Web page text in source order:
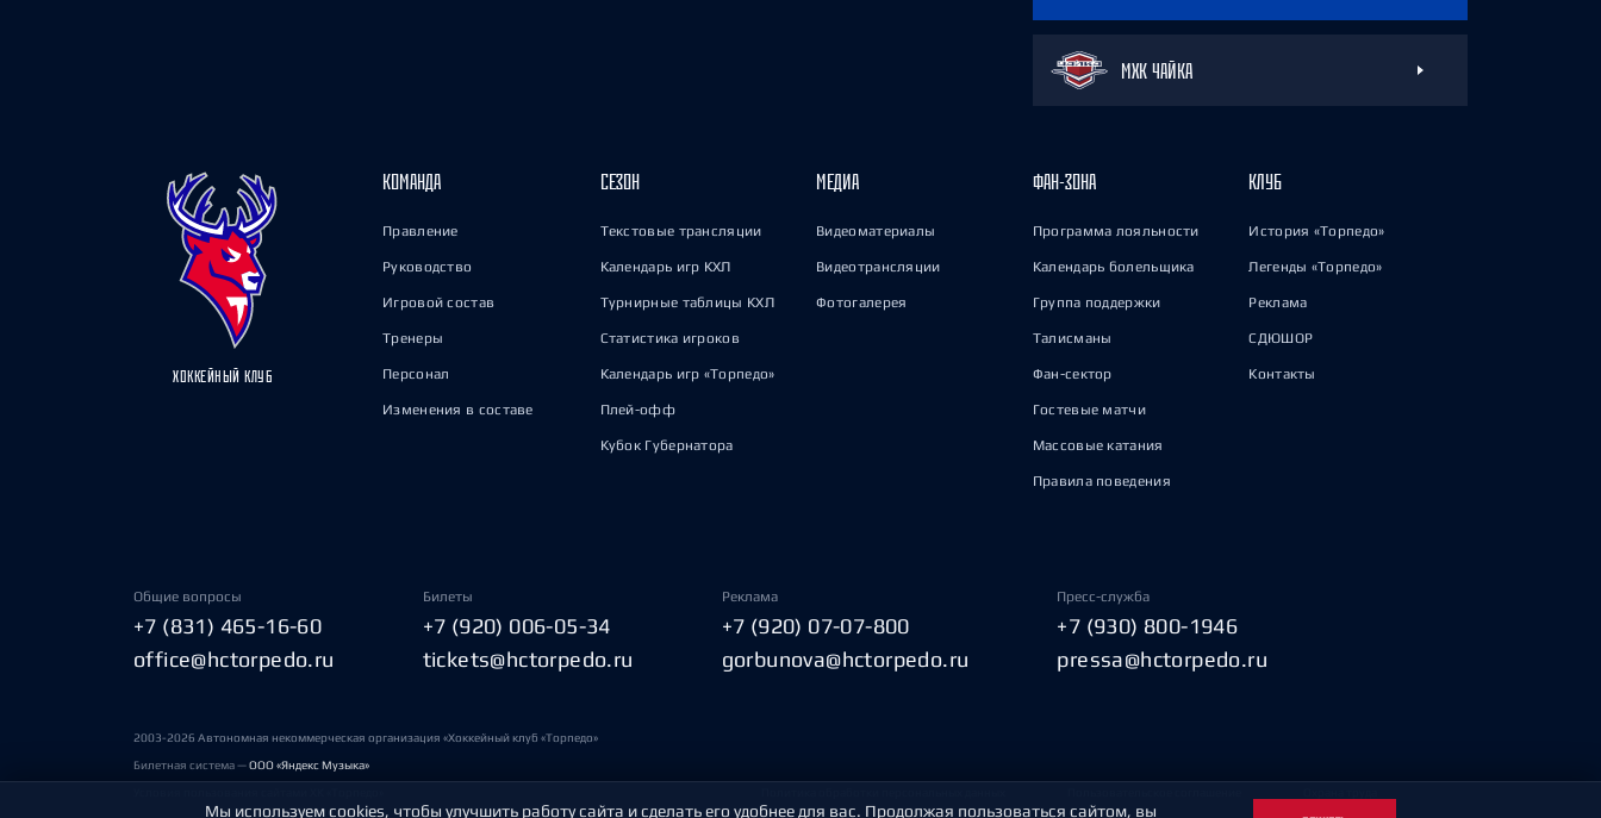
МХК ЧАЙКА
ХОККЕЙНЫЙ КЛУБ
КОМАНДА
Правление
Руководство
Игровой состав
Тренеры
Персонал
Изменения в составе
СЕЗОН
Текстовые трансляции
Календарь игр КХЛ
Турнирные таблицы КХЛ
Статистика игроков
Календарь игр «Торпедо»
Плей-офф
Кубок Губернатора
МЕДИА
Видеоматериалы
Видеотрансляции
Фотогалерея
ФАН-ЗОНА
Программа лояльности
Календарь болельщика
Группа поддержки
Талисманы
Фан-сектор
Гостевые матчи
Массовые катания
Правила поведения
КЛУБ
История «Торпедо»
Легенды «Торпедо»
Реклама
СДЮШОР
Контакты
Общие вопросы
+7 (831) 465-16-60
office@hctorpedo.ru
Билеты
+7 (920) 006-05-34
tickets@hctorpedo.ru
Реклама
+7 (920) 07-07-800
gorbunova@hctorpedo.ru
Пресс-служба
+7 (930) 800-1946
pressa@hctorpedo.ru
2003-2026 Автономная некоммерческая организация «Хоккейный клуб «Торпедо»
Билетная система —ООО «Яндекс Музыка»
Мы используем cookies, чтобы улучшить работу сайта и сделать его удобнее для вас. Продолжая пользоваться сайтом, вы